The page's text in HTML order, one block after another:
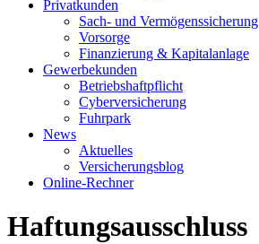
Privatkunden
Sach- und Vermögenssicherung
Vorsorge
Finanzierung & Kapitalanlage
Gewerbekunden
Betriebshaftpflicht
Cyberversicherung
Fuhrpark
News
Aktuelles
Versicherungsblog
Online-Rechner
Haftungsausschluss